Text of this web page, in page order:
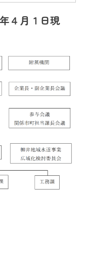
４月１日現